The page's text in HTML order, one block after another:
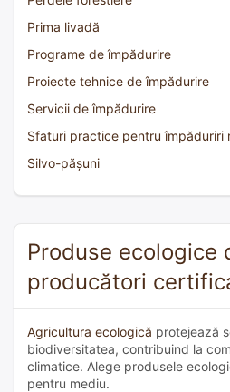
Prima livadă
Programe de împădurire
Proiecte tehnice de împădurire
Servicii de împădurire
Sfaturi practice pentru împăduriri
Silvo-pășuni
Produse ecologice
producători
Agricultura ecologică protejează
biodiversitatea, contribuind la
climatice. Alege produsele
pentru mediu.